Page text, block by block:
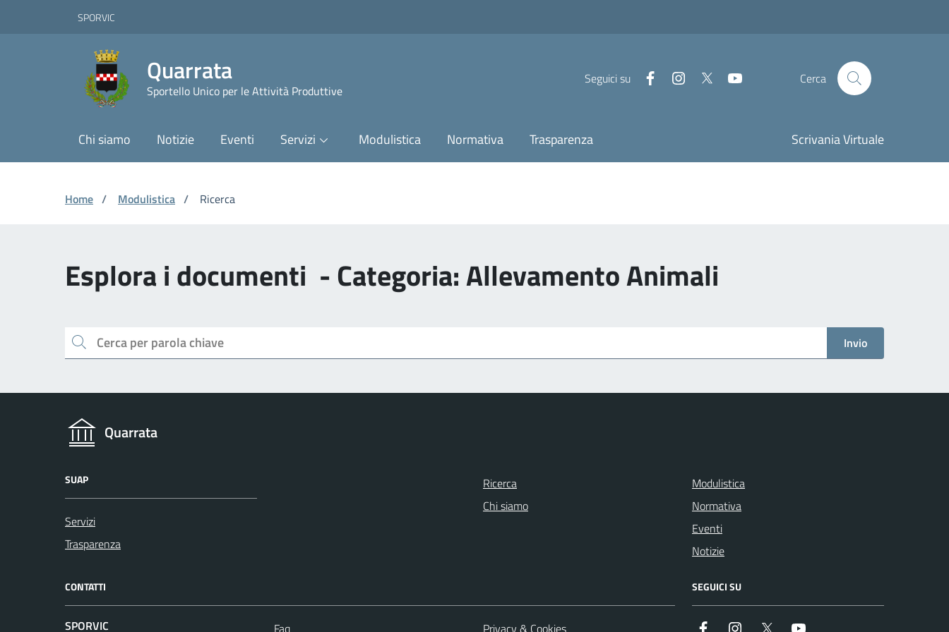
Skip to Main Content
SPORVIC
Quarrata
Sportello Unico per le Attività Produttive
Seguici su FacebookInstagram
Twitter Cerca
Chi siamo Notizie Eventi Servizi Modulistica Normativa Trasparenza Scrivania Virtuale
Home / Modulistica / Ricerca
Esplora i documenti - Categoria: Allevamento Animali
Cerca Invio
Quarrata
SUAP
Servizi
Trasparenza
Ricerca
Chi siamo
Modulistica
Normativa
Eventi
Notizie
CONTATTI
SPORVIC Faq Privacy & Cookies
SEGUICI SU
Facebook InstagramTwitter